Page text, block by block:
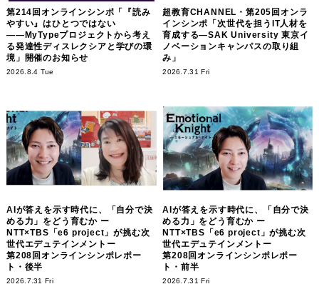
第214回オンラインシンポ「『読み
やすい』はひとつではない
――MyTypeプロジェクトから考え
る発達性ディスレクシアと学びの環
境」開催のお知らせ
2026.8.4 Tue
超教育CHANNEL・第205回オンラ
インシンポ「次世代を担うIT人材を
育成する―SAK University 東京イ
ノベーションキャンパスの取り組
み」
2026.7.31 Fri
AIが答えを示す時代に、「自分で決
める力」をどう育むか ー
NTT×TBS「e6 project」が挑む次
世代エデュテインメントー
第208回オンラインシンポレポー
ト・後半
2026.7.31 Fri
AIが答えを示す時代に、「自分で決
める力」をどう育むか ー
NTT×TBS「e6 project」が挑む次
世代エデュテインメントー
第208回オンラインシンポレポー
ト・前半
2026.7.31 Fri